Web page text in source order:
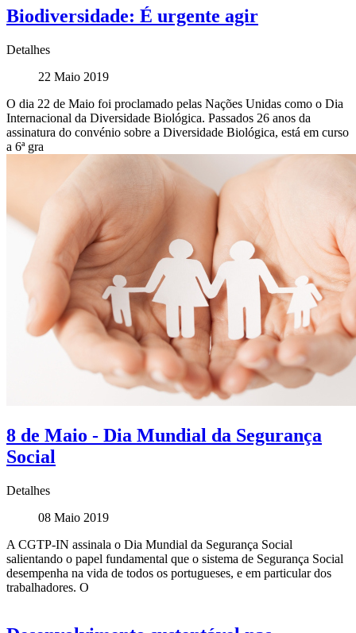
Biodiversidade: É urgente agir
Detalhes
22 Maio 2019
O dia 22 de Maio foi proclamado pelas Nações Unidas como o Dia
Internacional da Diversidade Biológica. Passados 26 anos da
assinatura do convénio sobre a Diversidade Biológica, está em curso
a 6ª gra
8 de Maio - Dia Mundial da Segurança
Social
Detalhes
08 Maio 2019
A CGTP-IN assinala o Dia Mundial da Segurança Social
salientando o papel fundamental que o sistema de Segurança Social
desempenha na vida de todos os portugueses, e em particular dos
trabalhadores. O